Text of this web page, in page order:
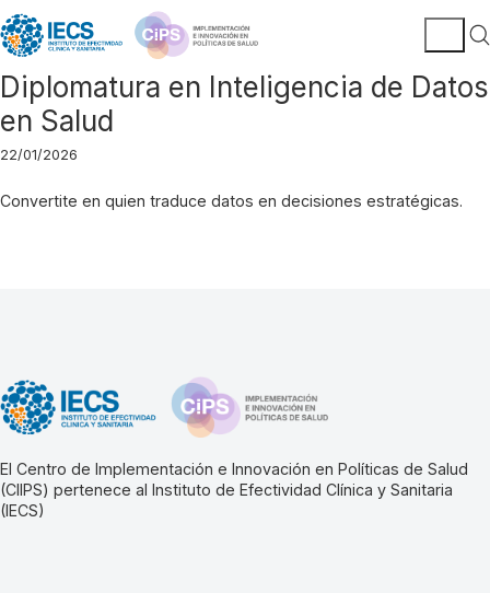
Diplomatura en Inteligencia de Datos
en Salud
22/01/2026
Convertite en quien traduce datos en decisiones estratégicas.
El Centro de Implementación e Innovación en Políticas de Salud
(CIIPS) pertenece al Instituto de Efectividad Clínica y Sanitaria
(IECS)